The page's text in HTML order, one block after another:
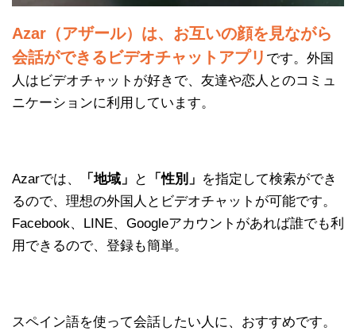
Azar（アザール）は、お互いの顔を見ながら
会話ができるビデオチャットアプリ です。外国
人はビデオチャットが好きで、友達や恋人とのコミュ
ニケーションに利用しています。
Azarでは、 「地域」 と 「性別」 を指定して検索ができ
るので、理想の外国人とビデオチャットが可能です。
Facebook、LINE、Googleアカウントがあれば誰でも利
用できるので、登録も簡単。
スペイン語を使って会話したい人に、おすすめです。